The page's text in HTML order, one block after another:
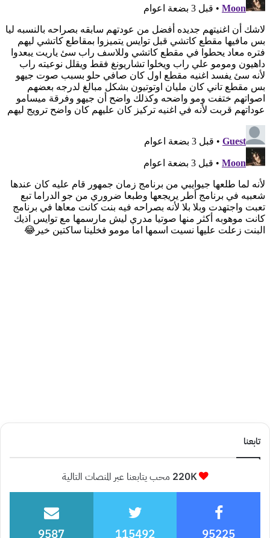
تابعنا
220K محب يتابعنا عبر المنصات التالية
95225
115492
9587